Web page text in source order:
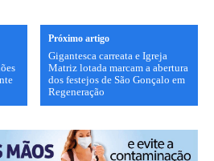
Próximo artigo
Gigantesca carreata e Igreja
Matriz lotada marcam a abertura
dos festejos de São Gonçalo em
Regeneração